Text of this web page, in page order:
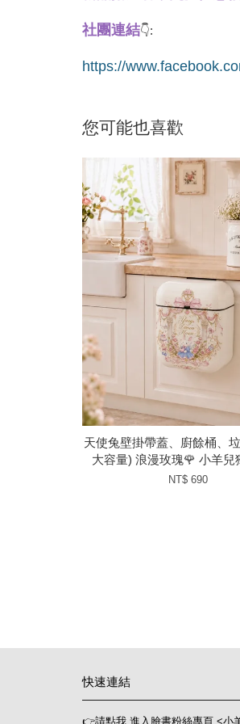
社團連結👇:
https://
您可能也喜歡
天使兔壁掛帶蓋、廚餘桶、
大容量) 浪漫玫瑰🌹 小羊兒
NT$ 690
快速連結
👉請點我 進入臉書粉絲專頁 <小